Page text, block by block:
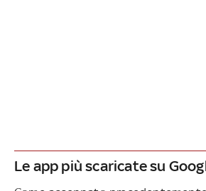
Le app più scaricate su